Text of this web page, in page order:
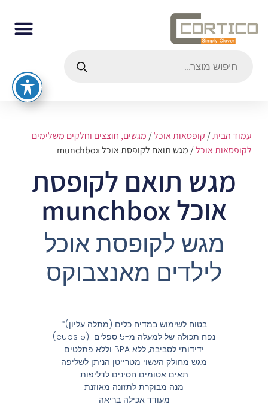
עמוד הבית/קופסאות אוכל/מגשים, חוצצים וחלקים משלימים
לקופסאות אוכל/ מגש תואם לקופסת אוכל munchbox
מגש תואם לקופסת
אוכל munchbox
מגש לקופסת אוכל
לילדים מאנצבוקס
בטוח לשימוש במדיח כלים (מתלה עליון)*
נפח תכולה של למעלה מ-5 ספלים (cups 5)
ידידותי לסביבה, ללא BPA וללא פתלטים
מגש מחולק העשוי מטרייטן הניתן לשליפה
תאים אטומים חסינים לדליפות
מנה מבוקרת לתזונה מאוזנת
מעודד אכילה בריאה